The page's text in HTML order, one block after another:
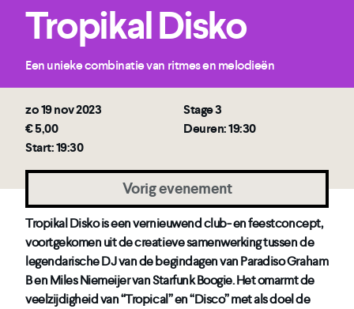
Tropikal Disko
Een unieke combinatie van ritmes en melodieën
zo 19 nov 2023
Stage 3
€ 5,00
Deuren: 19:30
Start: 19:30
Vorig evenement
Tropikal Disko is een vernieuwend club- en feestconcept,
voortgekomen uit de creatieve samenwerking tussen de
legendarische DJ van de begindagen van Paradiso Graham
B en Miles Niemeijer van Starfunk Boogie. Het omarmt de
veelzijdigheid van “Tropical” en “Disco” met als doel de